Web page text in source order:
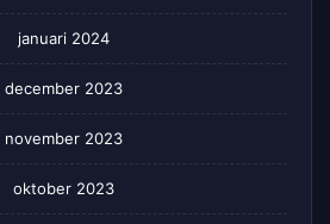
januari 2024
december 2023
november 2023
oktober 2023